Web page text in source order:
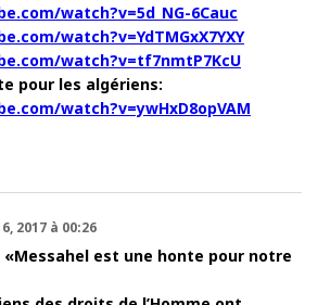
watch?v=5d_NG-6Cauc
watch?v=YdTMGxX7YXY
watch?v=tf7nmtP7KcU
pour les algériens:
watch?v=ywHxD8opVAM
2017 à 00:26
est une honte pour notre